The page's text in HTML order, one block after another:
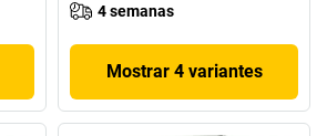
4 semanas
Mostrar 4 variantes